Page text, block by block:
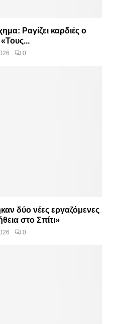
Ραγίζει καρδιές ο
0
δύο νέες εργαζόμενες
στο Σπίτι»
0